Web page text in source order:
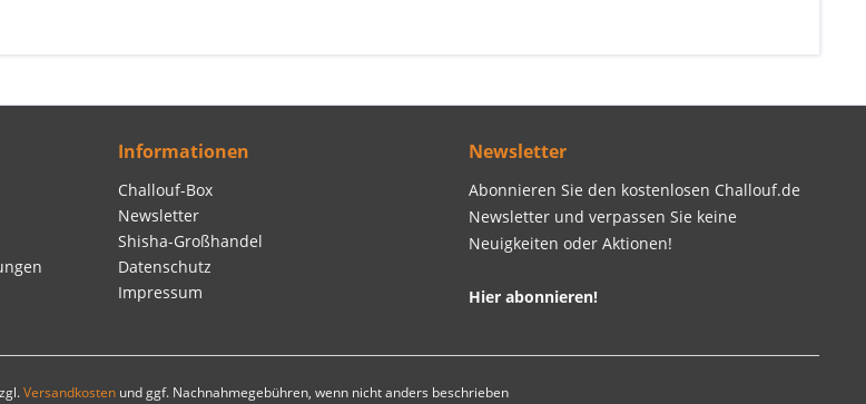
Informationen
Challouf-Box
Newsletter
Shisha-Großhandel
Datenschutz
Impressum
Newsletter
Abonnieren Sie den kostenlosen Challouf.de
Newsletter und verpassen Sie keine
Neuigkeiten oder Aktionen!
Hier abonnieren!
Versandkostenund ggf. Nachnahmegebühren, wenn nicht anders beschrieben